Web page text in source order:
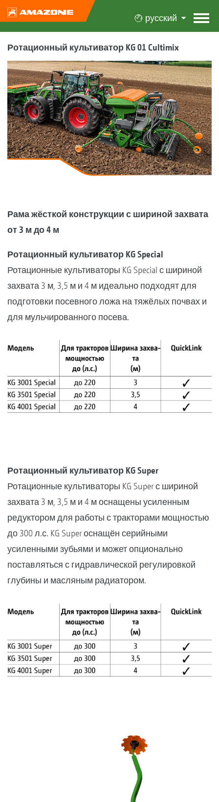
русский
Ротационный культиватор KG 01 Cultimix
Рама жёсткой конструкции с шириной захвата
от 3 м до 4 м
Ротационный культиватор KG Special
Ротационные культиваторы KG Special с шириной
захвата 3 м, 3,5 м и 4 м идеально подходят для
подготовки посевного ложа на тяжёлых почвах и
для мульчированного посева.
Ротационный культиватор KG Super
Ротационные культиваторы KG Super с шириной
захвата 3 м, 3,5 м и 4 м оснащены усиленным
редуктором для работы с тракторами мощностью
до 300 л.с. KG Super оснащён серийными
усиленными зубьями и может опционально
поставляться с гидравлической регулировкой
глубины и масляным радиатором.